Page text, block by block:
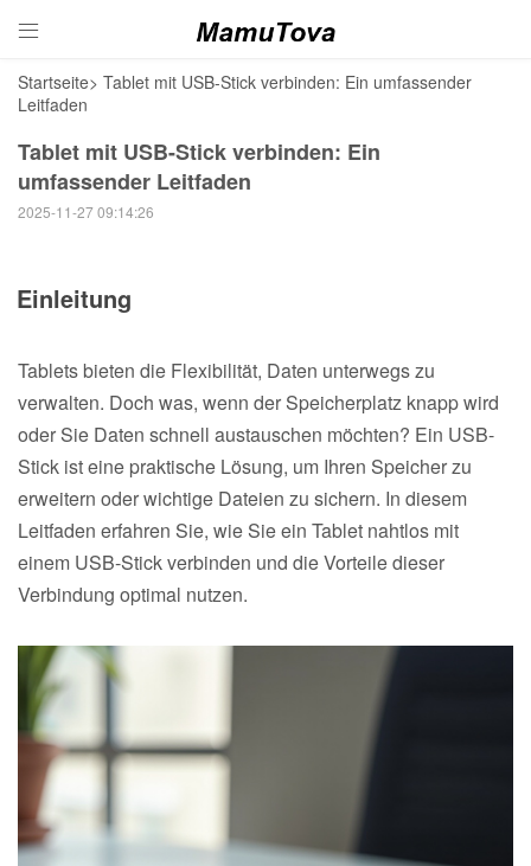

Startseite> Tablet mit USB-Stick verbinden: Ein umfassender
Leitfaden
Tablet mit USB-Stick verbinden: Ein
umfassender Leitfaden
2025-11-27 09:14:26
Einleitung
Tablets bieten die Flexibilität, Daten unterwegs zu
verwalten. Doch was, wenn der Speicherplatz knapp wird
oder Sie Daten schnell austauschen möchten? Ein USB-
Stick ist eine praktische Lösung, um Ihren Speicher zu
erweitern oder wichtige Dateien zu sichern. In diesem
Leitfaden erfahren Sie, wie Sie ein Tablet nahtlos mit
einem USB-Stick verbinden und die Vorteile dieser
Verbindung optimal nutzen.